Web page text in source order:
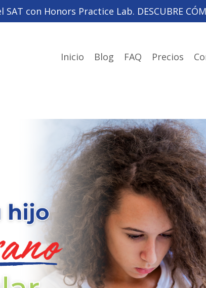
con Honors Practice Lab. DESCUBRE
Inicio Blog FAQ Precios